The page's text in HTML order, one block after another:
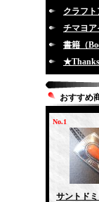
クラフ
チマヨア
書籍（
おすすめ
No.1
サントド